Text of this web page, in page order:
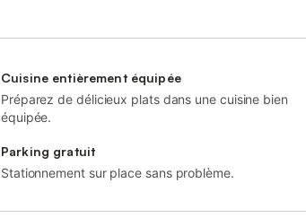
Cuisine entièrement équipée
Préparez de délicieux plats dans une cuisine bien
équipée.
Parking gratuit
Stationnement sur place sans problème.